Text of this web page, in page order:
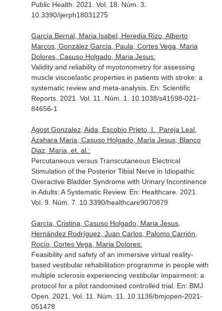
Public Health . 2021. Vol. 18. Núm. 3.
10.3390/ijerph18031275
García Bernal, Maria Isabel, Heredia Rizo, Alberto
Marcos, González García, Paula, Cortes Vega, Maria
Dolores, Casuso Holgado, Maria Jesus:
Validity and reliability of myotonometry for assessing
muscle viscoelastic properties in patients with stroke: a
systematic review and meta-analysis. En: Scientific
Reports. 2021. Vol. 11. Núm. 1. 10.1038/s41598-021-
84656-1
Agost Gonzalez, Aida, Escobio Prieto, I., Pareja Leal,
Azahara Maria, Casuso Holgado, Maria Jesus, Blanco
Diaz, Maria, et. al.:
Percutaneous versus Transcutaneous Electrical
Stimulation of the Posterior Tibial Nerve in Idiopathic
Overactive Bladder Syndrome with Urinary Incontinence
in Adults: A Systematic Review. En: Healthcare. 2021.
Vol. 9. Núm. 7. 10.3390/healthcare9070879
García, Cristina, Casuso Holgado, Maria Jesus,
Hernández Rodríguez, Juan Carlos, Palomo Carrión,
Rocío, Cortes Vega, Maria Dolores:
Feasibility and safety of an immersive virtual reality-
based vestibular rehabilitation programme in people with
multiple sclerosis experiencing vestibular impairment: a
protocol for a pilot randomised controlled trial. En: BMJ
Open . 2021. Vol. 11. Núm. 11. 10.1136/bmjopen-2021-
051478